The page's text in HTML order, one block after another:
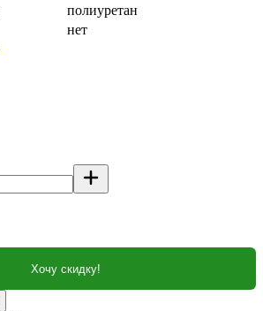
полиуретан
нет
Хочу скидку!